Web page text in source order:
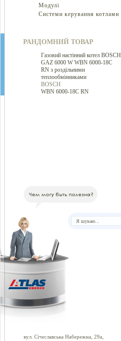
Модулі
Системи керування котлами
РАНДОМНИЙ ТОВАР
Газовий настінний котел BOSCH
GAZ 6000 W WBN 6000-18C
RN з роздільними
теплообмінниками
BOSCH
WBN 6000-18C RN
вул. Січеславська Набережна, 29а,